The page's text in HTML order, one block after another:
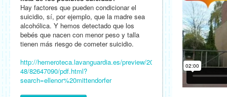
Hay factores que pueden condicionar el
suicidio, sí, por ejemplo, que la madre sea
alcohólica. Y hemos detectado que los
bebés que nacen con menor peso y talla
tienen más riesgo de cometer suicidio.
http://hemeroteca.lavanguardia.es/preview/2010/08/09/pagina-
48/82647090/pdf.html?
search=ellenor%20mittendorfer